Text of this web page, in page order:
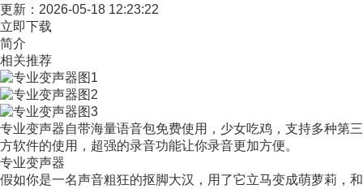
更新： 2026-05-18 12:23:22
立即下载
简介
相关推荐
专业变声器自带海量语音包免费使用，少女吃鸡，支持多种第三
方软件的使用，超强的录音功能让你录音更加方便。
专业变声器
假如你是一名声音粗狂的抠脚大汉，用了它立马变成萌萝莉，和